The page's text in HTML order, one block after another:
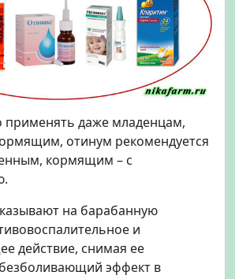
даже младенцам,
отинум рекомендуется
кормящим – с
на барабанную
и
действие, снимая ее
эффект в